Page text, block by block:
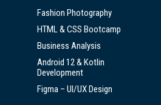
Fashion Photography
HTML & CSS Bootcamp
Business Analysis
Android 12 & Kotlin
Development
Figma – UI/UX Design